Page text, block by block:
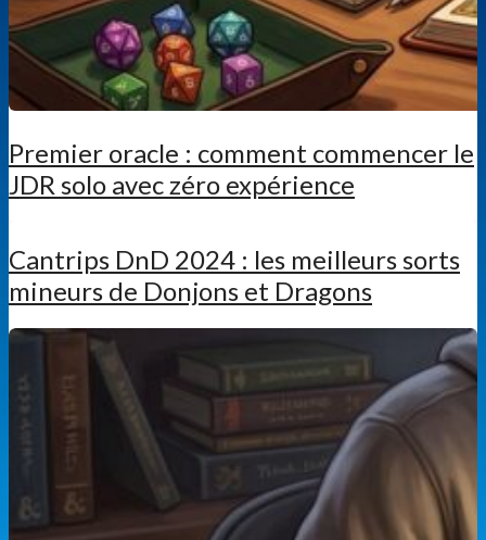
Premier oracle : comment commencer le
JDR solo avec zéro expérience
Cantrips DnD 2024 : les meilleurs sorts
mineurs de Donjons et Dragons